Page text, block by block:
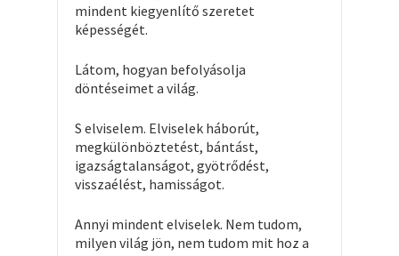
mindent kiegyenlítő szeretet
képességét.
Látom, hogyan befolyásolja
döntéseimet a világ.
S elviselem. Elviselek háborút,
megkülönböztetést, bántást,
igazságtalanságot, gyötrődést,
visszaélést, hamisságot.
Annyi mindent elviselek. Nem tudom,
milyen világ jön, nem tudom mit hoz a